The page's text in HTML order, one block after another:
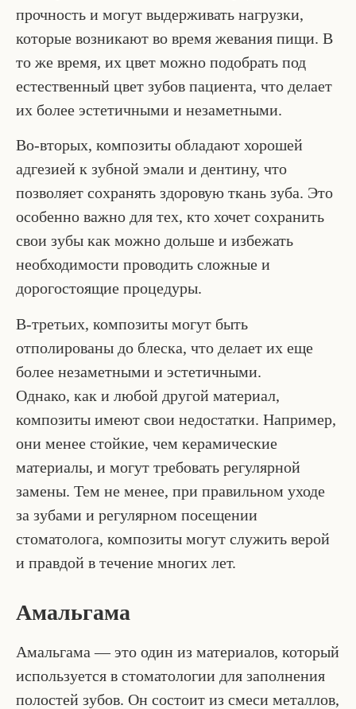
прочность и могут выдерживать нагрузки,
которые возникают во время жевания пищи. В
то же время, их цвет можно подобрать под
естественный цвет зубов пациента, что делает
их более эстетичными и незаметными.
Во-вторых, композиты обладают хорошей
адгезией к зубной эмали и дентину, что
позволяет сохранять здоровую ткань зуба. Это
особенно важно для тех, кто хочет сохранить
свои зубы как можно дольше и избежать
необходимости проводить сложные и
дорогостоящие процедуры.
В-третьих, композиты могут быть
отполированы до блеска, что делает их еще
более незаметными и эстетичными.
Однако, как и любой другой материал,
композиты имеют свои недостатки. Например,
они менее стойкие, чем керамические
материалы, и могут требовать регулярной
замены. Тем не менее, при правильном уходе
за зубами и регулярном посещении
стоматолога, композиты могут служить верой
и правдой в течение многих лет.
Амальгама
Амальгама — это один из материалов, который
используется в стоматологии для заполнения
полостей зубов. Он состоит из смеси металлов,